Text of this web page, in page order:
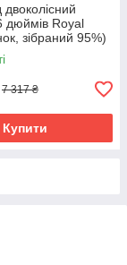
дюймів Royal
зібраний 95%)
RB16B-6P
7 317 ₴
Купити